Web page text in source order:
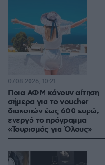
Ποια ΑΦΜ κάνουν αίτηση
σήμερα για το voucher
διακοπών έως 600 ευρώ,
ενεργό το πρόγραμμα
«Τουρισμός για Όλους»
07.08.2026, 10:21